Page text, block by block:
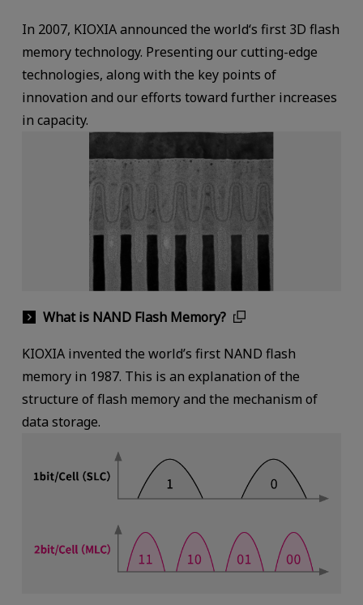
In 2007, KIOXIA announced the world‘s first 3D flash
memory technology. Presenting our cutting-edge
technologies, along with the key points of
innovation and our efforts toward further increases
in capacity.
What is NAND Flash Memory?
KIOXIA invented the world’s first NAND flash
memory in 1987. This is an explanation of the
structure of flash memory and the mechanism of
data storage.